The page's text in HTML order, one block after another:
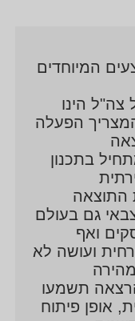
המיוחדים
הינו
הפעלה
בתכנון
התוצאה
גם בעולם
ואף
ועושה לא
תשמעו
אופן פיתוח